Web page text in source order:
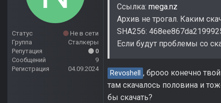
Статус
Не в сети
Группа
Сталкеры
Репутация
0
Сообщений
9
Регистрация
04.09.2024
Ссылка: mega.nz
Архив не трогал. Каким
SHA256:
Если будут проблемы со
Revoshell
, брооо конечно
там скачалось половина и
бы скачать?